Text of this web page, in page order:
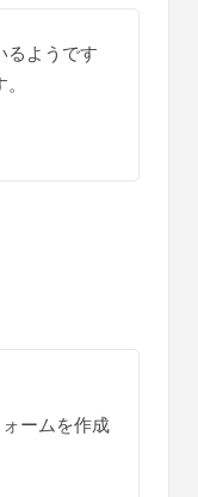
るようです
ームを作成